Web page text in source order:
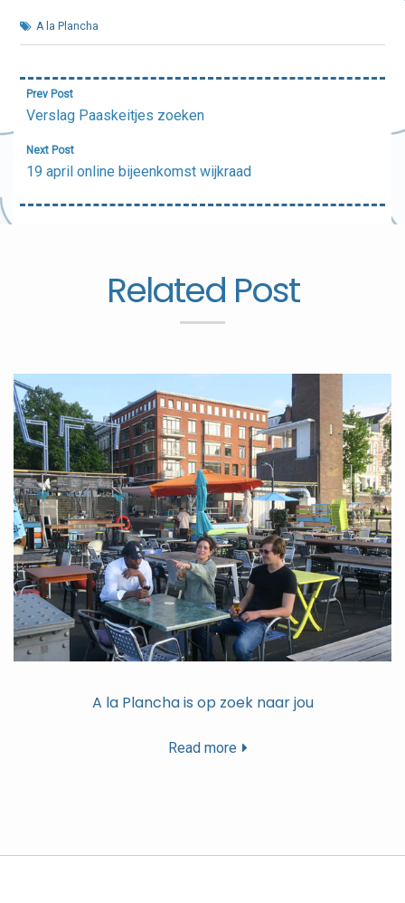
A la Plancha
Bericht
navigatie
Prev Post
Verslag Paaskeitjes zoeken
Next Post
19 april online bijeenkomst wijkraad
Related Post
A la Plancha is op zoek naar jou
Read more